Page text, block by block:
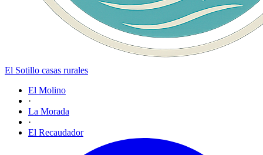
El Sotillo casas rurales
El Molino
·
La Morada
·
El Recaudador